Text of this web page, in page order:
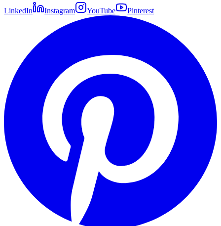
LinkedIn Instagram YouTube Pinterest